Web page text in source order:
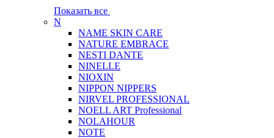
Показать все
N
NAME SKIN CARE
NATURE EMBRACE
NESTI DANTE
NINELLE
NIOXIN
NIPPON NIPPERS
NIRVEL PROFESSIONAL
NOELL ART Professional
NOLAHOUR
NOTE